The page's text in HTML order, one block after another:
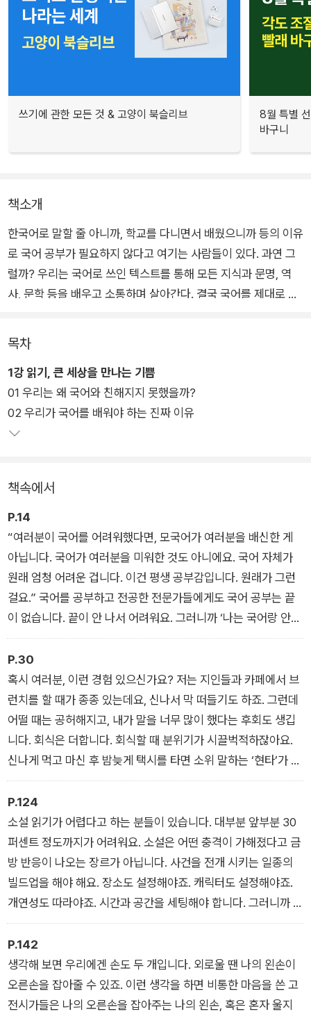
쓰기에 관한 모든 것 & 고양이 북슬리브
8월 특별
바구니
책소개
한국어로 말할 줄 아니까, 학교를 다니면서 배웠으니까 등의 이유
로 국어 공부가 필요하지 않다고 여기는 사람들이 있다. 과연 그
럴까? 우리는 국어로 쓰인 텍스트를 통해 모든 지식과 문명, 역
사, 문학 등을 배우고 소통하며 살아간다. 결국 국어를 제대로 알
의미다. 국어 공부가 평생 공부로 이어져야 하는 이유가 바로 여
기에 있다.
서울대 강의 평가 1위 글쓰기 수업을 맡고 있는 나민애 교수는 문
해력, 어휘력 부족으로 어려움을 겪는 요즘 어른들을 위해 고등학
교 때는 몰랐던 국어 교과서 속의 재미와 가치를 찾아 나섰다. 나
소개서, 서평, 메일 쓰기 등의 실용 글쓰기 노하우가 한 권에 담겼
다. 국어를 단순히 의사소통의 수단으로만 쓰는 이들에게 국어의
진정한 재미를 깨닫게 하고, 제대로 쓰게 만드는 노하우가 들어
있는 이 책은 국어와 친해지지 못한 어른들에게 필독서가 될 것이
다.
목차
1강 읽기, 큰 세상을 만나는 기쁨
01 우리는 왜 국어와 친해지지 못했을까?
02 우리가 국어를 배워야 하는 진짜 이유
책속에서
P.14
“여러분이 국어를 어려워했다면, 모국어가 여러분을 배신한 게
아닙니다. 국어가 여러분을 미워한 것도 아니에요. 국어 자체가
원래 엄청 어려운 겁니다. 이건 평생 공부감입니다. 원래가 그런
걸요.” 국어를 공부하고 전공한 전문가들에게도 국어 공부는 끝
이 없습니다. 끝이 안 나서 어려워요. 그러니까 ‘나는 국어랑 안
맞아’라는 생각은 조금 잊으시길 바라요. 못해서 어려운 게 아니
고 너무 큰 범위라서 어려웠던 겁니다. 이건 위로가 아니라 사실
입니다.
P.30
혹시 여러분, 이런 경험 있으신가요? 저는 지인들과 카페에서 브
런치를 할 때가 종종 있는데요, 신나서 막 떠들기도 하죠. 그런데
어떨 때는 공허해지고, 내가 말을 너무 많이 했다는 후회도 생깁
니다. 회식은 더합니다. 회식할 때 분위기가 시끌벅적하잖아요.
신나게 먹고 마신 후 밤늦게 택시를 타면 소위 말하는 ‘현타’가 올
때가 있어요. 괜히 말했다 싶고, 할 수만 있다면 다시 주워 담고
싶은 말들이 있죠. 그 모든 대화를 지우고 싶을 때, 우리에게는 조
금 다른 대화가 필요합니다. 저는 그럴 때 조용히 책을 봅니다. 졸
릴 때까지요. 다음 날 아침이 돼서도 그 찜찜한 마음이 사라지지
않으면 또 조용히 앉아서 책을 봐요. 책을 볼 때는 가만가만, 저자
하고 단 둘이서만 대화를 나눌 수 있습니다.
P.124
소설 읽기가 어렵다고 하는 분들이 있습니다. 대부분 앞부분 30
퍼센트 정도까지가 어려워요. 소설은 어떤 충격이 가해졌다고 금
방 반응이 나오는 장르가 아닙니다. 사건을 전개 시키는 일종의
빌드업을 해야 해요. 장소도 설정해야죠. 캐릭터도 설정해야죠.
개연성도 따라야죠. 시간과 공간을 세팅해야 합니다. 그러니까 소
설가가 설정한 인물, 관계, 사회적 배경 등을 이해하기 위해서는
초반 30퍼센트 부분을 버텨야 합니다. 세계관으로 진입하는 데
시간이 걸리는 거죠. 여기만 잘 넘기면 쭉 가게 됩니다.
P.142
생각해 보면 우리에겐 손도 두 개입니다. 외로울 땐 나의 왼손이
오른손을 잡아줄 수 있죠. 이런 생각을 하면 비통한 마음을 쓴 고
전시가들은 나의 오른손을 잡아주는 나의 왼손, 혹은 혼자 울지